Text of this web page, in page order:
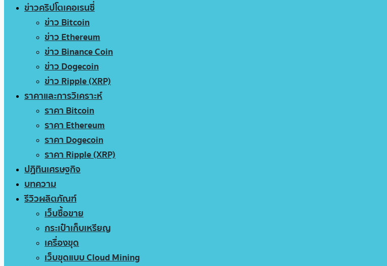
ข่าวคริปโตเคอเรนซี่
ข่าว Bitcoin
ข่าว Ethereum
ข่าว Binance Coin
ข่าว Dogecoin
ข่าว Ripple (XRP)
ราคาและการวิเคราะห์
ราคา Bitcoin
ราคา Ethereum
ราคา Dogecoin
ราคา Ripple (XRP)
ปฏิทินเศรษฐกิจ
บทความ
รีวิวผลิตภัณฑ์
เว็บซื้อขาย
กระเป๋าเก็บเหรียญ
เครื่องขุด
เว็บขุดแบบ Cloud Mining